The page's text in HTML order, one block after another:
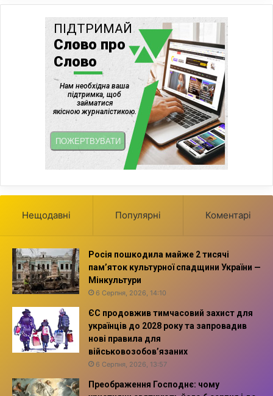
Нещодавні Популярні Коментарі
Росія пошкодила майже 2 тисячі
пам’яток культурної спадщини України —
Мінкультури
6 Серпня, 2026, 14:10
ЄС продовжив тимчасовий захист для
українців до 2028 року та запровадив
нові правила для
військовозобов’язаних
6 Серпня, 2026, 13:57
Преображення Господнє: чому